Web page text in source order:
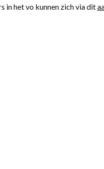
in het vo kunnen zich via dit